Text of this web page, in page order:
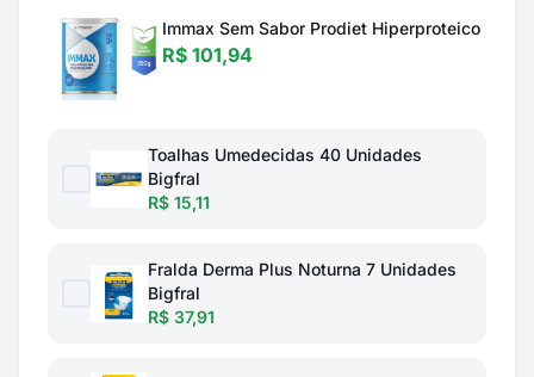
Immax Sem Sabor Prodiet Hiperproteico
R$ 101,94
Toalhas Umedecidas 40 Unidades
Bigfral
R$ 15,11
Fralda Derma Plus Noturna 7 Unidades
Bigfral
R$ 37,91